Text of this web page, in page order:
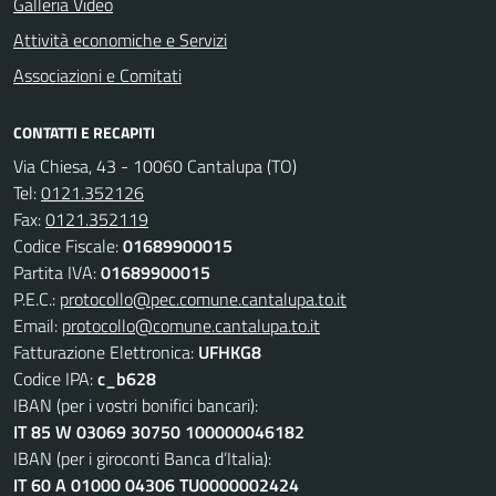
Attività economiche e Servizi
Associazioni e Comitati
CONTATTI E RECAPITI
Via Chiesa, 43 - 10060 Cantalupa (TO)
Tel:0121.352126
Fax:0121.352119
Codice Fiscale:01689900015
Partita IVA:01689900015
P.E.C.: protocollo@pec.comune.cantalupa.to.it
Email: protocollo@comune.cantalupa.to.it
Fatturazione Elettronica: UFHKG8
Codice IPA:c_b628
IBAN (per i vostri bonifici bancari):
IT 85 W 03069 30750 100000046182
IBAN (per i giroconti Banca d’Italia):
IT 60 A 01000 04306 TU0000002424